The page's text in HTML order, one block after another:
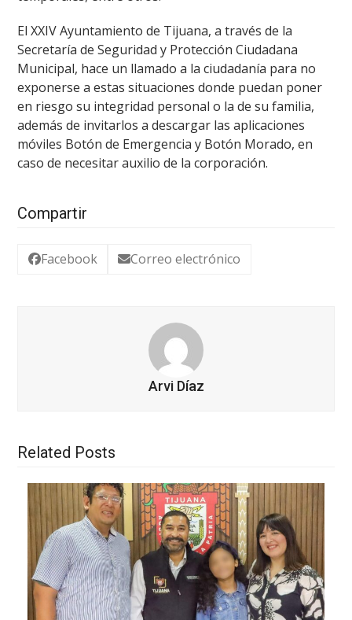
El XXIV Ayuntamiento de Tijuana, a través de la
Secretaría de Seguridad y Protección Ciudadana
Municipal, hace un llamado a la ciudadanía para no
exponerse a estas situaciones donde puedan poner
en riesgo su integridad personal o la de su familia,
además de invitarlos a descargar las aplicaciones
móviles Botón de Emergencia y Botón Morado, en
caso de necesitar auxilio de la corporación.
Compartir
Facebook Correo electrónico
Arvi Díaz
Related Posts